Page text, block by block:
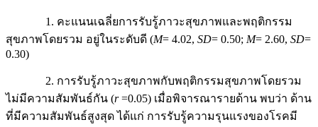
1. คะแนนเฉลี่ยการรับรู้ภาวะสุขภาพและพฤติกรรม
สุขภาพโดยรวม อยู่ในระดับดี (M= 4.02, SD= 0.50; M= 2.60, SD=
0.30)
2. การรับรู้ภาวะสุขภาพกับพฤติกรรมสุขภาพโดยรวม
ไม่มีความสัมพันธ์กัน (r=0.05) เมื่อพิจารณารายด้าน พบว่า ด้าน
ที่มีความสัมพันธ์สูงสุด ได้แก่ การรับรู้ความรุนแรงของโรคมี